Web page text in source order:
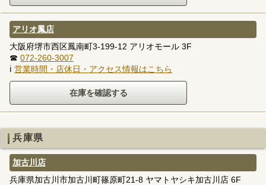
アリオ鳳店
大阪府堺市西区鳳南町3-199-12 アリオモール 3F
☎ 072-260-3007
ℹ 営業時間・店休日・アクセス情報はこちら
兵庫県
加古川店
兵庫県加古川市加古川町篠原町21-8 ヤマトヤシキ加古川店 6F